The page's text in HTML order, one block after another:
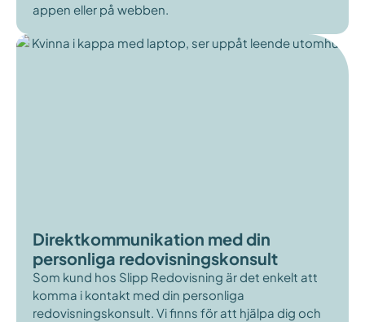
appen eller på webben.
Direktkommunikation med din
personliga redovisningskonsult
Som kund hos Slipp Redovisning är det enkelt att
komma i kontakt med din personliga
redovisningskonsult. Vi finns för att hjälpa dig och